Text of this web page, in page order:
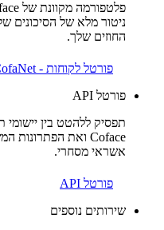
ניטור מלא של הסיכונים
החוזים שלך.
פורטל לקוחות - CofaNet
פורטל API
אשראי מסחרי.
פורטל API
שירותים נוספים